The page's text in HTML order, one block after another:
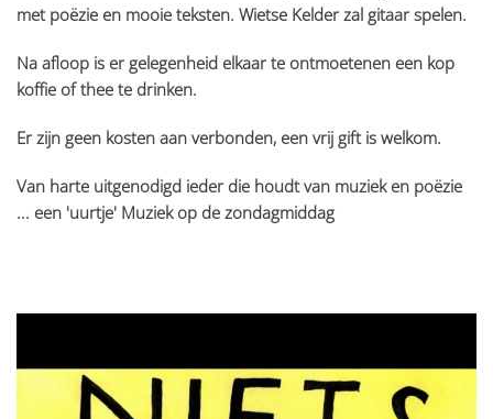
met poëzie en mooie teksten. Wietse Kelder zal gitaar spelen.
Na afloop is er gelegenheid elkaar te ontmoetenen een kop
koffie of thee te drinken.
Er zijn geen kosten aan verbonden, een vrij gift is welkom.
Van harte uitgenodigd ieder die houdt van muziek en poëzie
... een 'uurtje' Muziek op de zondagmiddag